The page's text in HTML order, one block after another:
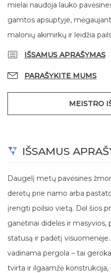
mielai naudoja lauko
gamtos apsuptyje,
malonių akimirkų ir leidžia
IŠSAMUS APRAŠYMAS
PARAŠYKITE MUMS
MEISTRO
IŠSAMUS
Daugelį metų pavėsines
derėtų prie namo arba
įrengti poilsio vietą. Dėl šios
ganėtinai didelės ir masyvios,
statusą ir padėtį
vadinama pergola – tai
tvirta ir ilgaamžė